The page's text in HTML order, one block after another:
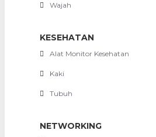
Wajah
KESEHATAN
Alat Monitor Kesehatan
Kaki
Tubuh
NETWORKING